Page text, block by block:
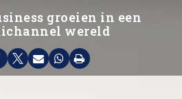
groeien in een
wereld